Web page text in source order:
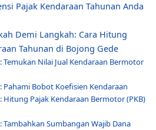
Pajak Kendaraan Tahunan Anda
Demi Langkah: Cara Hitung
Tahunan di Bojong Gede
Temukan Nilai Jual Kendaraan Bermotor
Pahami Bobot Koefisien Kendaraan
Hitung Pajak Kendaraan Bermotor (PKB)
Tambahkan Sumbangan Wajib Dana